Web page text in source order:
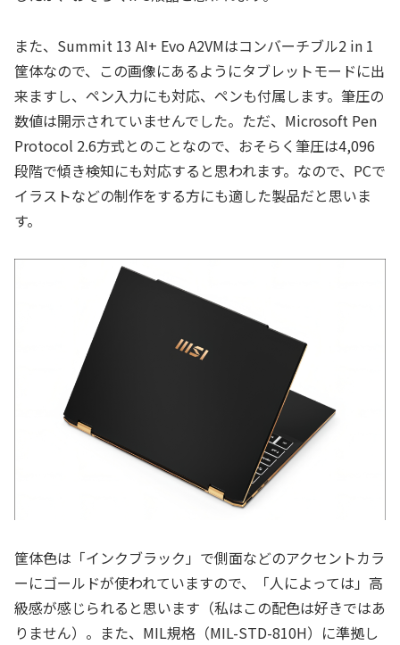
また、Summit 13 AI+ Evo A2VMはコンバーチブル2 in 1
筐体なので、この画像にあるようにタブレットモードに出
来ますし、ペン入力にも対応、ペンも付属します。筆圧の
数値は開示されていませんでした。ただ、Microsoft Pen
Protocol 2.6方式とのことなので、おそらく筆圧は4,096
段階で傾き検知にも対応すると思われます。なので、PCで
イラストなどの制作をする方にも適した製品だと思いま
す。
筐体色は「インクブラック」で側面などのアクセントカラ
ーにゴールドが使われていますので、「人によっては」高
級感が感じられると思います（私はこの配色は好きではあ
りません）。また、MIL規格（MIL-STD-810H）に準拠し